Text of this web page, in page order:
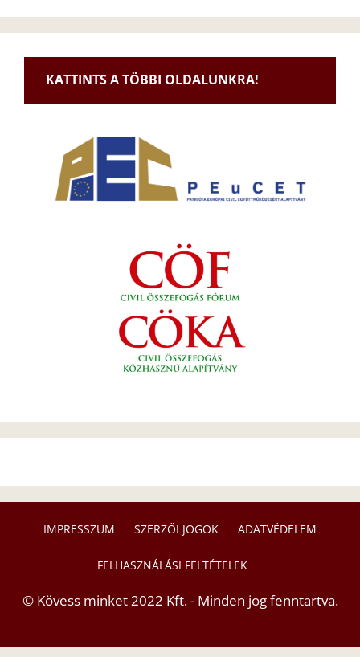
KATTINTS A TÖBBI OLDALUNKRA!
IMPRESSZUM SZERZŐI JOGOK ADATVÉDELEM
FELHASZNÁLÁSI FELTÉTELEK
© Kövess minket 2022 Kft. - Minden jog fenntartva.